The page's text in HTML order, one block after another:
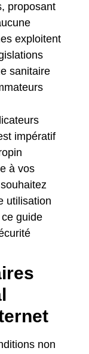
proposant
exploitent
sanitaire
impératif
à vos
utilisation
guide
non